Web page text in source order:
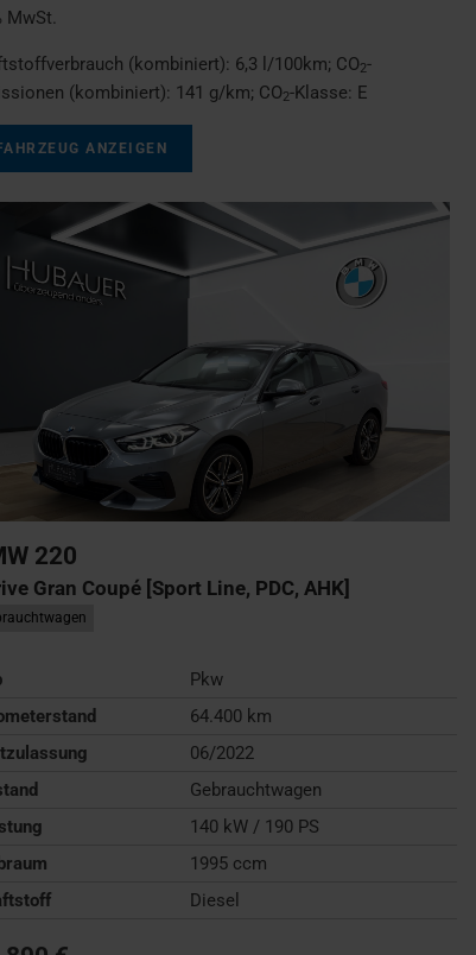
MwSt.
(kombiniert): 6,3 l/100km; CO2-
(kombiniert): 141 g/km; CO2-Klasse: E
ANZEIGEN
220
Gran Coupé [Sport Line, PDC, AHK]
Pkw
64.400 km
06/2022
Gebrauchtwagen
140 kW / 190 PS
1995 ccm
Diesel